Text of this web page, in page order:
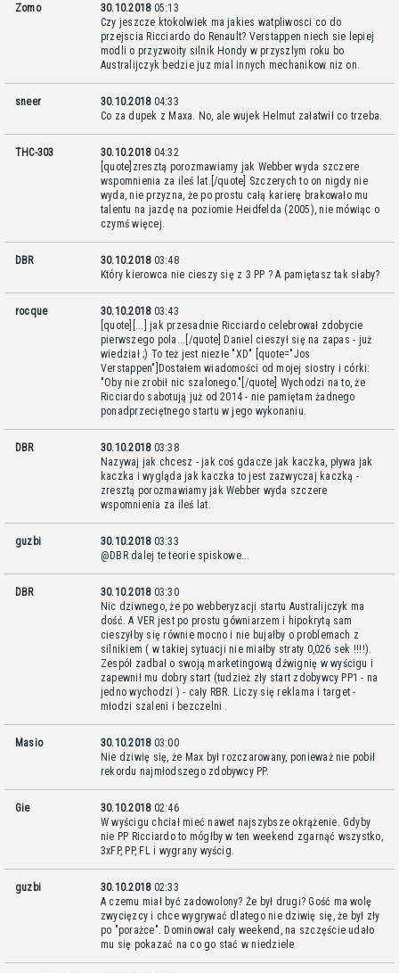
Zomo 30.10.2018 05:13
Czy jeszcze ktokolwiek ma jakies watpliwosci co do
przejscia Ricciardo do Renault? Verstappen niech sie lepiej
modli o przyzwoity silnik Hondy w przyszlym roku bo
Australijczyk bedzie juz mial innych mechanikow niz on.
sneer 30.10.2018 04:33
Co za dupek z Maxa. No, ale wujek Helmut załatwił co trzeba.
THC-303 30.10.2018 04:32
[quote]zresztą porozmawiamy jak Webber wyda szczere
wspomnienia za ileś lat.[/quote] Szczerych to on nigdy nie
wyda, nie przyzna, że po prostu całą karierę brakowało mu
talentu na jazdę na poziomie Heidfelda (2005), nie mówiąc o
czymś więcej.
DBR 30.10.2018 03:48
Który kierowca nie cieszy się z 3 PP ? A pamiętasz tak słaby?
rocque 30.10.2018 03:43
[quote][...] jak przesadnie Ricciardo celebrował zdobycie
pierwszego pola...[/quote] Daniel cieszył się na zapas - już
wiedział ;) To też jest niezłe "XD" [quote="Jos
Verstappen"]Dostałem wiadomości od mojej siostry i córki:
"Oby nie zrobił nic szalonego."[/quote] Wychodzi na to, że
Ricciardo sabotują już od 2014 - nie pamiętam żadnego
ponadprzeciętnego startu w jego wykonaniu.
DBR 30.10.2018 03:38
Nazywaj jak chcesz - jak coś gdacze jak kaczka, pływa jak
kaczka i wygląda jak kaczka to jest zazwyczaj kaczką -
zresztą porozmawiamy jak Webber wyda szczere
wspomnienia za ileś lat.
guzbi 30.10.2018 03:33
@DBR dalej te teorie spiskowe...
DBR 30.10.2018 03:30
Nic dziwnego, że po webberyzacji startu Australijczyk ma
dość. A VER jest po prostu gówniarzem i hipokrytą sam
cieszyłby się równie mocno i nie bujałby o problemach z
silnikiem ( w takiej sytuacji nie miałby straty 0,026 sek !!!!).
Zespół zadbał o swoją marketingową dźwignię w wyścigu i
zapewnił mu dobry start (tudzież zły start zdobywcy PP1 - na
jedno wychodzi ) - cały RBR. Liczy się reklama i target -
młodzi szaleni i bezczelni .
Masio 30.10.2018 03:00
Nie dziwię się, że Max był rozczarowany, ponieważ nie pobił
rekordu najmłodszego zdobywcy PP.
Gie 30.10.2018 02:46
W wyścigu chciał mieć nawet najszybsze okrążenie. Gdyby
nie PP Ricciardo to mógłby w ten weekend zgarnąć wszystko,
3xFP, PP, FL i wygrany wyścig.
guzbi 30.10.2018 02:33
A czemu miał być zadowolony? Że był drugi? Gość ma wolę
zwycięzcy i chce wygrywać dlatego nie dziwię się, że był zły
po "porażce". Dominował cały weekend, na szczęście udało
mu się pokazać na co go stać w niedziele